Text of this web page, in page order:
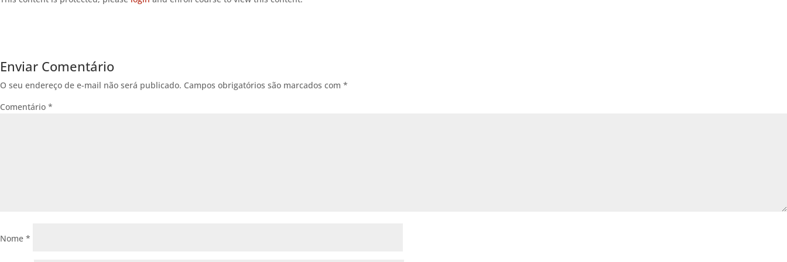
Enviar Comentário
O seu endereço de e-mail não será publicado. Campos obrigatórios são marcados com *
Comentário *
Nome *